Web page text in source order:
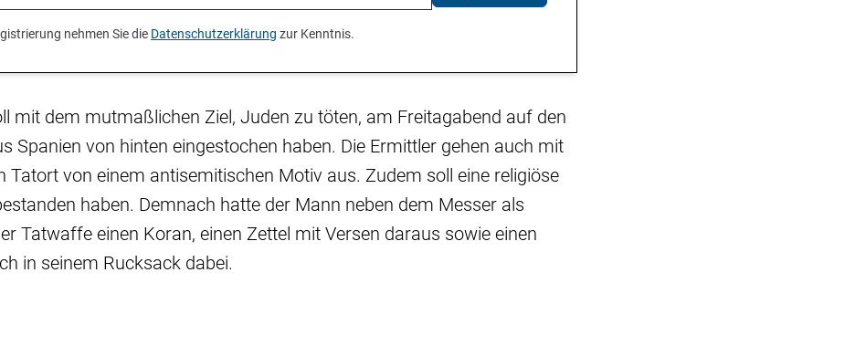
nehmen Sie die Datenschutzerklärung zur Kenntnis.
mit dem mutmaßlichen Ziel, Juden zu töten, am Freitagabend auf den
Spanien von hinten eingestochen haben. Die Ermittler gehen auch mit
Tatort von einem antisemitischen Motiv aus. Zudem soll eine religiöse
haben. Demnach hatte der Mann neben dem Messer als
Tatwaffe einen Koran, einen Zettel mit Versen daraus sowie einen
in seinem Rucksack dabei.